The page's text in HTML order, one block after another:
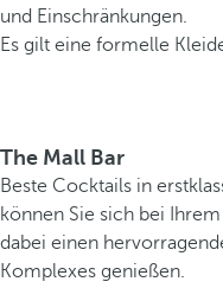
und Einschränkungen.
Es gilt eine formelle
The Mall Bar
Beste Cocktails in
können Sie sich bei
dabei einen
Komplexes genießen.